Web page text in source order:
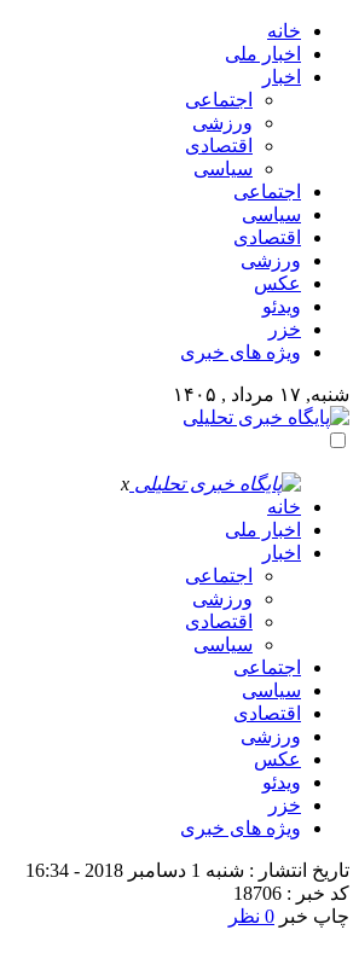
خانه
اخبار ملی
اخبار
اجتماعی
ورزشی
اقتصادی
سیاسی
اجتماعی
سیاسی
اقتصادی
ورزشی
عکس
ویدئو
خزر
ویژه های خبری
شنبه, ۱۷ مرداد , ۱۴۰۵
x
خانه
اخبار ملی
اخبار
اجتماعی
ورزشی
اقتصادی
سیاسی
اجتماعی
سیاسی
اقتصادی
ورزشی
عکس
ویدئو
خزر
ویژه های خبری
تاریخ انتشار : شنبه 1 دسامبر 2018 - 16:34
کد خبر : 18706
چاپ خبر 0 نظر